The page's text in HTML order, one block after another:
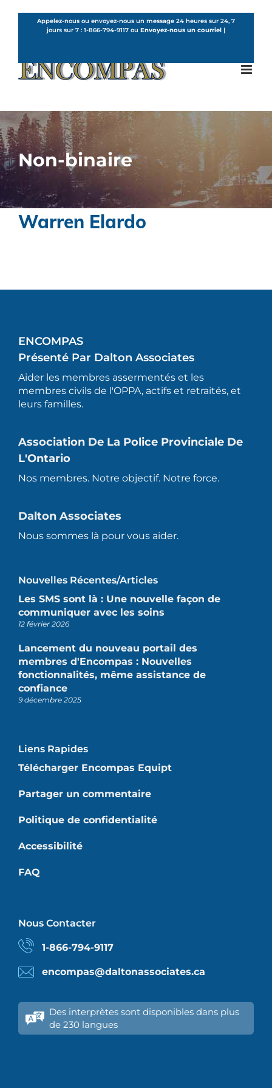
Appelez-nous ou envoyez-nous un message 24 heures sur 24, 7
jours sur 7 : 1-866-794-9117 ou Envoyez-nous un courriel |
Non-binaire
Warren Elardo
ENCOMPAS
Présenté Par Dalton Associates
Aider les membres assermentés et les
membres civils de l'OPPA, actifs et retraités, et
leurs familles.
Association De La Police Provinciale De
L'Ontario
Nos membres. Notre objectif. Notre force.
Dalton Associates
Nous sommes là pour vous aider.
Nouvelles Récentes/articles
Les SMS sont là : Une nouvelle façon de
communiquer avec les soins
12 février 2026
Lancement du nouveau portail des
membres d'Encompas : Nouvelles
fonctionnalités, même assistance de
confiance
9 décembre 2025
Liens Rapides
Télécharger Encompas Equipt
Partager un commentaire
Politique de confidentialité
Accessibilité
FAQ
Nous Contacter
1-866-794-9117
encompas@daltonassociates.ca
Des interprètes sont disponibles dans plus
de 230 langues